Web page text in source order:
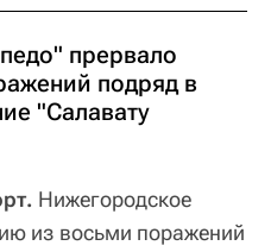
прервало
подряд в
"Салавату
Нижегородское
из восьми поражений